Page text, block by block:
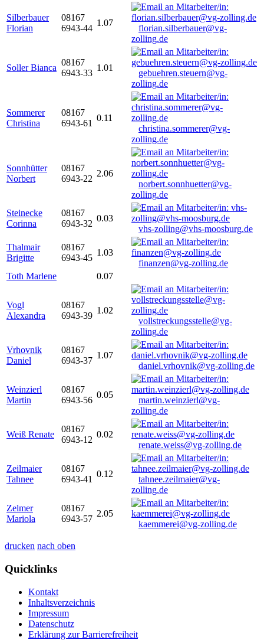
Silberbauer
Florian
08167
6943-44
1.07
florian.silberbauer@vg-
zolling.de
Soller Bianca
08167
6943-33
1.01
gebuehren.steuern@vg-
zolling.de
Sommerer
Christina
08167
6943-61
0.11
christina.sommerer@vg-
zolling.de
Sonnhütter
Norbert
08167
6943-22
2.06
norbert.sonnhuetter@vg-
zolling.de
Steinecke
Corinna
08167
6943-32
0.03
vhs-zolling@vhs-moosburg.de
Thalmair
Brigitte
08167
6943-45
1.03
finanzen@vg-zolling.de
Toth Marlene
0.07
Vogl
Alexandra
08167
6943-39
1.02
vollstreckungsstelle@vg-
zolling.de
Vrhovnik
Daniel
08167
6943-37
1.07
daniel.vrhovnik@vg-zolling.de
Weinzierl
Martin
08167
6943-56
0.05
martin.weinzierl@vg-
zolling.de
Weiß Renate
08167
6943-12
0.02
renate.weiss@vg-zolling.de
Zeilmaier
Tahnee
08167
6943-41
0.12
tahnee.zeilmaier@vg-
zolling.de
Zelmer
Mariola
08167
6943-57
2.05
kaemmerei@vg-zolling.de
drucken nach oben
Quicklinks
Kontakt
Inhaltsverzeichnis
Impressum
Datenschutz
Erklärung zur Barrierefreiheit